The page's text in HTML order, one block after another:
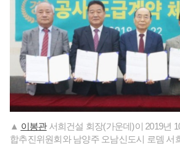
▲ 이봉관서희건설 회장(가운데)이 2019년
합추진위원회와 남양주 오남신도시 로뎀 서